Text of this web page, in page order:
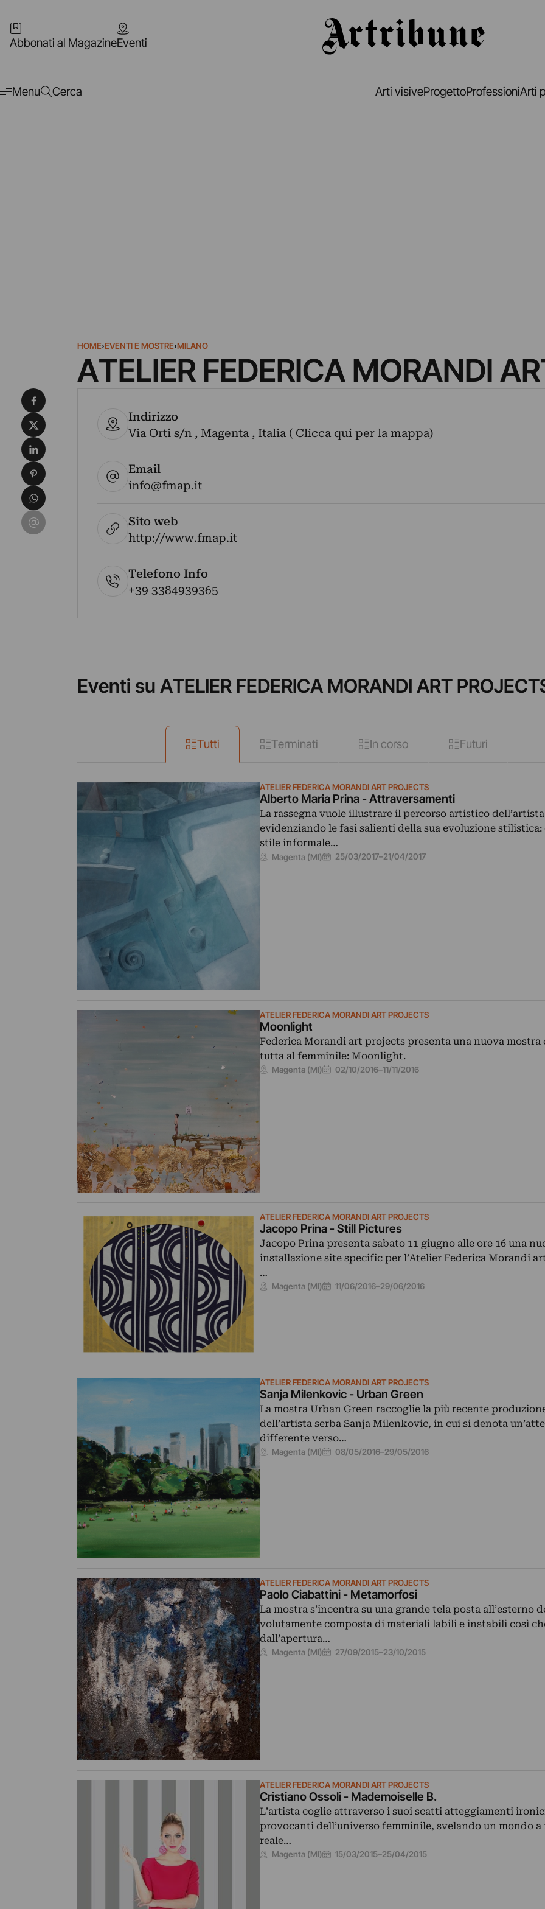
Abbonati al MagazineEventi
Menu Cerca Arti visiveProgettoProfessioniArti
HOME›EVENTI E MOSTRE›MILANO
ATELIER FEDERICA MORANDI
Indirizzo
Via Orti s/n , Magenta , Italia ( Clicca qui per la mappa)
Email
info@fmap.it
Sito web
http://www.fmap.it
Telefono Info
+39 3384939365
Eventi su ATELIER FEDERICA MORANDI ART
Tutti Terminati In corso Futuri
ATELIER FEDERICA MORANDI ART PROJECTS
Alberto Maria Prina - Attraversamenti
La rassegna vuole illustrare il percorso artistico dell’artista
evidenziando le fasi salienti della sua evoluzione stilistica:
stile informale…
Magenta (MI) 25/03/2017–21/04/2017
ATELIER FEDERICA MORANDI ART PROJECTS
Moonlight
Federica Morandi art projects presenta una nuova
tutta al femminile: Moonlight.
Magenta (MI) 02/10/2016–11/11/2016
ATELIER FEDERICA MORANDI ART PROJECTS
Jacopo Prina - Still Pictures
Jacopo Prina presenta sabato 11 giugno alle ore 16 una
installazione site specific per l’Atelier Federica Morandi
…
Magenta (MI) 11/06/2016–29/06/2016
ATELIER FEDERICA MORANDI ART PROJECTS
Sanja Milenkovic - Urban Green
La mostra Urban Green raccoglie la più recente
dell’artista serba Sanja Milenkovic, in cui si denota
differente verso…
Magenta (MI) 08/05/2016–29/05/2016
ATELIER FEDERICA MORANDI ART PROJECTS
Paolo Ciabattini - Metamorfosi
La mostra s’incentra su una grande tela posta all’esterno
volutamente composta di materiali labili e instabili così
dall’apertura…
Magenta (MI) 27/09/2015–23/10/2015
ATELIER FEDERICA MORANDI ART PROJECTS
Cristiano Ossoli - Mademoiselle B.
L’artista coglie attraverso i suoi scatti atteggiamenti
provocanti dell’universo femminile, svelando un mondo a
reale…
Magenta (MI) 15/03/2015–25/04/2015
Condividi su Facebook
Condividi su X
Condividi su LinkedIn
Condividi su Pinterest
Condividi su WhatsApp
Condividi su Email